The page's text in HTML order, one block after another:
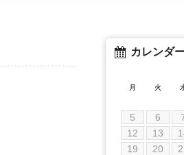
カレンダ
月 火
5
6
12
13
19
20